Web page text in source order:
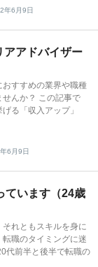
年6月9日
アアドバイザー
すすめの業界や職種
んか？ この記事で
る「収入アップ」
6月9日
ています（24歳
れともスキルを身に
職のタイミングに迷
代前半と後半で転職の